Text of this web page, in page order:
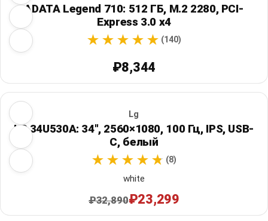
ADATA Legend 710: 512 ГБ, M.2 2280, PCI-
Express 3.0 x4
(140)
₽8,344
Lg
LG 34U530A: 34", 2560×1080, 100 Гц, IPS, USB-
C, белый
(8)
white
₽32,890₽23,299